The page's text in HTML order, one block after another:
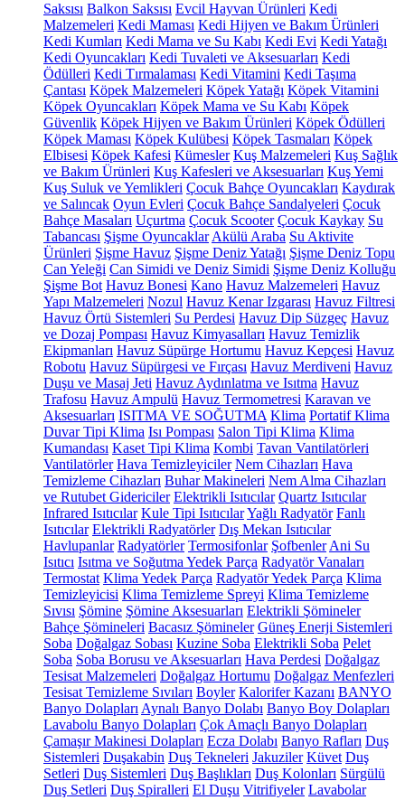
Saksısı Balkon Saksısı Evcil Hayvan Ürünleri Kedi
Malzemeleri Kedi Maması Kedi Hijyen ve Bakım Ürünleri
Kedi Kumları Kedi Mama ve Su Kabı Kedi Evi Kedi Yatağı
Kedi Oyuncakları Kedi Tuvaleti ve Aksesuarları Kedi
Ödülleri Kedi Tırmalaması Kedi Vitamini Kedi Taşıma
Çantası Köpek Malzemeleri Köpek Yatağı Köpek Vitamini
Köpek Oyuncakları Köpek Mama ve Su Kabı Köpek
Güvenlik Köpek Hijyen ve Bakım Ürünleri Köpek Ödülleri
Köpek Maması Köpek Kulübesi Köpek Tasmaları Köpek
Elbisesi Köpek Kafesi Kümesler Kuş Malzemeleri Kuş Sağlık
ve Bakım Ürünleri Kuş Kafesleri ve Aksesuarları Kuş Yemi
Kuş Suluk ve Yemlikleri Çocuk Bahçe Oyuncakları Kaydırak
ve Salıncak Oyun Evleri Çocuk Bahçe Sandalyeleri Çocuk
Bahçe Masaları Uçurtma Çocuk Scooter Çocuk Kaykay Su
Tabancası Şişme Oyuncaklar Akülü Araba Su Aktivite
Ürünleri Şişme Havuz Şişme Deniz Yatağı Şişme Deniz Topu
Can Yeleği Can Simidi ve Deniz Simidi Şişme Deniz Kolluğu
Şişme Bot Havuz Bonesi Kano Havuz Malzemeleri Havuz
Yapı Malzemeleri Nozul Havuz Kenar Izgarası Havuz Filtresi
Havuz Örtü Sistemleri Su Perdesi Havuz Dip Süzgeç Havuz
ve Dozaj Pompası Havuz Kimyasalları Havuz Temizlik
Ekipmanları Havuz Süpürge Hortumu Havuz Kepçesi Havuz
Robotu Havuz Süpürgesi ve Fırçası Havuz Merdiveni Havuz
Duşu ve Masaj Jeti Havuz Aydınlatma ve Isıtma Havuz
Trafosu Havuz Ampulü Havuz Termometresi Karavan ve
Aksesuarları ISITMA VE SOĞUTMA Klima Portatif Klima
Duvar Tipi Klima Isı Pompası Salon Tipi Klima Klima
Kumandası Kaset Tipi Klima Kombi Tavan Vantilatörleri
Vantilatörler Hava Temizleyiciler Nem Cihazları Hava
Temizleme Cihazları Buhar Makineleri Nem Alma Cihazları
ve Rutubet Gidericiler Elektrikli Isıtıcılar Quartz Isıtıcılar
Infrared Isıtıcılar Kule Tipi IsıtıcılarYağlı Radyatör Fanlı
Isıtıcılar Elektrikli Radyatörler Dış Mekan Isıtıcılar
Havlupanlar Radyatörler Termosifonlar Şofbenler Ani Su
Isıtıcı Isıtma ve Soğutma Yedek Parça Radyatör Vanaları
Termostat Klima Yedek Parça Radyatör Yedek Parça Klima
Temizleyicisi Klima Temizleme Spreyi Klima Temizleme
Sıvısı Şömine Şömine Aksesuarları Elektrikli Şömineler
Bahçe Şömineleri Bacasız Şömineler Güneş Enerji Sistemleri
Soba Doğalgaz Sobası Kuzine Soba Elektrikli Soba Pelet
Soba Soba Borusu ve Aksesuarları Hava Perdesi Doğalgaz
Tesisat Malzemeleri Doğalgaz Hortumu Doğalgaz Menfezleri
Tesisat Temizleme Sıvıları Boyler Kalorifer Kazanı BANYO
Banyo Dolapları Aynalı Banyo Dolabı Banyo Boy Dolapları
Lavabolu Banyo Dolapları Çok Amaçlı Banyo Dolapları
Çamaşır Makinesi Dolapları Ecza Dolabı Banyo Rafları Duş
Sistemleri Duşakabin Duş Tekneleri Jakuziler Küvet Duş
Setleri Duş Sistemleri Duş Başlıkları Duş Kolonları Sürgülü
Duş Setleri Duş Spiralleri El Duşu Vitrifiyeler Lavabolar